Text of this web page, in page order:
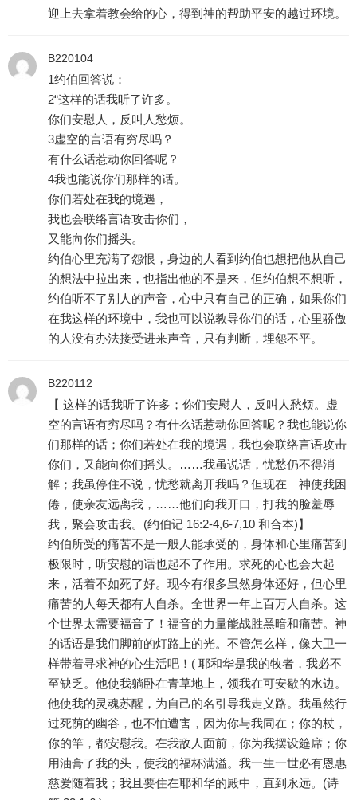
迎上去拿着教会给的心，得到神的帮助平安的越过环境。
B220104
1约伯回答说：
2“这样的话我听了许多。
你们安慰人，反叫人愁烦。
3虚空的言语有穷尽吗？
有什么话惹动你回答呢？
4我也能说你们那样的话。
你们若处在我的境遇，
我也会联络言语攻击你们，
又能向你们摇头。
约伯心里充满了怨恨，身边的人看到约伯也想把他从自己
的想法中拉出来，也指出他的不是来，但约伯想不想听，
约伯听不了别人的声音，心中只有自己的正确，如果你们
在我这样的环境中，我也可以说教导你们的话，心里骄傲
的人没有办法接受进来声音，只有判断，埋怨不平。
B220112
【 这样的话我听了许多；你们安慰人，反叫人愁烦。虚
空的言语有穷尽吗？有什么话惹动你回答呢？我也能说你
们那样的话；你们若处在我的境遇，我也会联络言语攻击
你们，又能向你们摇头。……我虽说话，忧愁仍不得消
解；我虽停住不说，忧愁就离开我吗？但现在 神使我困
倦，使亲友远离我，……他们向我开口，打我的脸羞辱
我，聚会攻击我。(约伯记 16:2-4,6-7,10 和合本)】
约伯所受的痛苦不是一般人能承受的，身体和心里痛苦到
极限时，听安慰的话也起不了作用。求死的心也会大起
来，活着不如死了好。现今有很多虽然身体还好，但心里
痛苦的人每天都有人自杀。全世界一年上百万人自杀。这
个世界太需要福音了！福音的力量能战胜黑暗和痛苦。神
的话语是我们脚前的灯路上的光。不管怎么样，像大卫一
样带着寻求神的心生活吧！( 耶和华是我的牧者，我必不
至缺乏。他使我躺卧在青草地上，领我在可安歇的水边。
他使我的灵魂苏醒，为自己的名引导我走义路。我虽然行
过死荫的幽谷，也不怕遭害，因为你与我同在；你的杖，
你的竿，都安慰我。在我敌人面前，你为我摆设筵席；你
用油膏了我的头，使我的福杯满溢。我一生一世必有恩惠
慈爱随着我；我且要住在耶和华的殿中，直到永远。(诗